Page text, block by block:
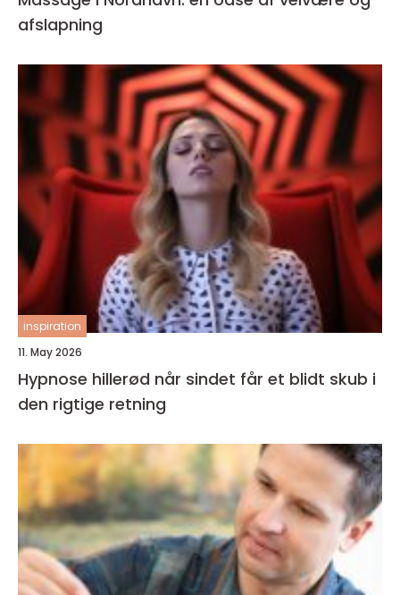
afslapning
inspiration
11. May 2026
Hypnose hillerød når sindet får et blidt skub i
den rigtige retning